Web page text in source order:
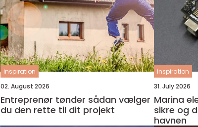
inspiration
02. August 2026
Entreprenør tønder sådan vælger
du den rette til dit projekt
inspiration
31. July 2026
Marina
sikre og
havnen